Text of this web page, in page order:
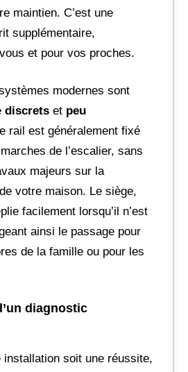
maintien. C’est une
supplémentaire,
et pour vos proches.
modernes sont
discrets et peu
rail est généralement fixé
de l’escalier, sans
majeurs sur la
votre maison. Le siège,
facilement lorsqu’il n’est
ainsi le passage pour
de la famille ou pour les
diagnostic
installation soit une réussite,